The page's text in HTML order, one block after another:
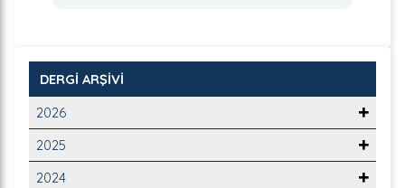
DERGİ ARŞİVİ
2026
2025
2024